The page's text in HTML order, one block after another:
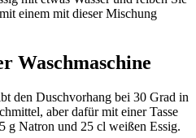
einem mit dieser Mischung
Waschmaschine
den Duschvorhang bei 30 Grad in
aber dafür mit einer Tasse
g Natron und 25 cl weißen Essig.